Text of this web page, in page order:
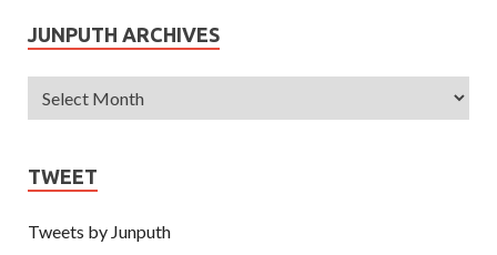
JUNPUTH ARCHIVES
TWEET
Tweets by Junputh